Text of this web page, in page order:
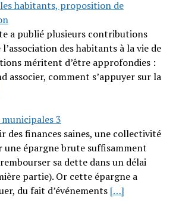
habitants, proposition de
a publié plusieurs contributions
des habitants à la vie de
méritent d’être approfondies :
associer, comment s’appuyer sur la
3
des finances saines, une collectivité
une épargne brute suffisamment
sa dette dans un délai
partie). Or cette épargne a
du fait d’événements […]